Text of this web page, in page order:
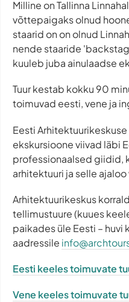
Milline on Tallinna
võttepaigaks olnud
staarid on on olnud
nende staaride
kuuleb juba ainulaadse
Tuur kestab kokku 90
toimuvad eesti, vene ja
Eesti
ekskursioone viivad läbi
professionaalsed giidid,
arhitektuuri ja selle ajaloo
Arhitektuurikeskus
tellimustuure (kuues
paikades üle Eesti – huvi
aadressile
Eesti keeles toimuvate
Vene keeles toimuvate